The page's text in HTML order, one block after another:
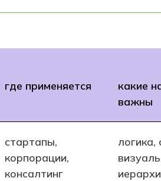
где применяется
какие
важны
стартапы,
корпорации,
консалтинг
логика,